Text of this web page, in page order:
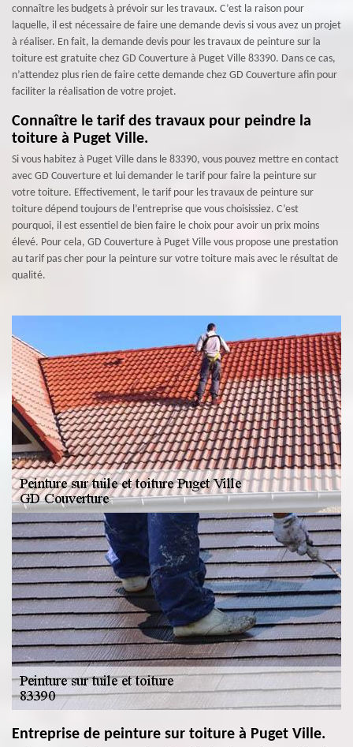
connaître les budgets à prévoir sur les travaux. C’est la raison pour
laquelle, il est nécessaire de faire une demande devis si vous avez un projet
à réaliser. En fait, la demande devis pour les travaux de peinture sur la
toiture est gratuite chez GD Couverture à Puget Ville 83390. Dans ce cas,
n’attendez plus rien de faire cette demande chez GD Couverture afin pour
faciliter la réalisation de votre projet.
Connaître le tarif des travaux pour peindre la
toiture à Puget Ville.
Si vous habitez à Puget Ville dans le 83390, vous pouvez mettre en contact
avec GD Couverture et lui demander le tarif pour faire la peinture sur
votre toiture. Effectivement, le tarif pour les travaux de peinture sur
toiture dépend toujours de l’entreprise que vous choisissiez. C’est
pourquoi, il est essentiel de bien faire le choix pour avoir un prix moins
élevé. Pour cela, GD Couverture à Puget Ville vous propose une prestation
au tarif pas cher pour la peinture sur votre toiture mais avec le résultat de
qualité.
Entreprise de peinture sur toiture à Puget Ville.